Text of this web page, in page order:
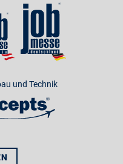
und Technik